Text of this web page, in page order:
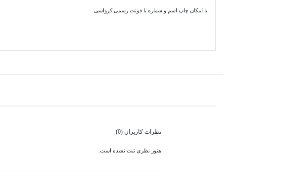
با امکان چاپ اسم و شماره با فونت رسمی کرواسی
نظرات کاربران (0)
هنوز نظری ثبت نشده است.